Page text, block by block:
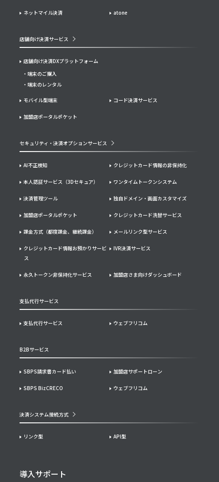
ネットマイル決済 atone
セキュリティ・決済オプションサービス
AI不正検知 クレジットカード情報の非保持化
本人認証サービス（3Dセキュア） ワンタイムトークンシステム
決済管理ツール 独自ドメイン・画面カスタマイズ
加盟店ポータルポケット クレジットカード洗替サービス
課金方式（都度課金、継続課金） メールリンク型サービス
クレジットカード情報お預かりサービ
ス
IVR決済サービス
永久トークン非保持化サービス 加盟店さま向けダッシュボード
店舗向け決済サービス
店舗向け決済DXプラットフォーム
端末のご購入
端末のレンタル
モバイル型端末 コード決済サービス
加盟店ポータルポケット
支払代行サービス
支払代行サービス ウェブフリコム
B2Bサービス
SBPS請求書カード払い 加盟店サポートローン
SBPS BizCRECO ウェブフリコム
決済システム接続方式
リンク型 API型
導入サポート